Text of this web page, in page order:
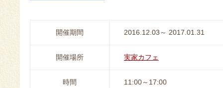
開催期間 2016.12.03～ 2017.01.31
開催場所 実家カフェ
時間 11:00～17:00